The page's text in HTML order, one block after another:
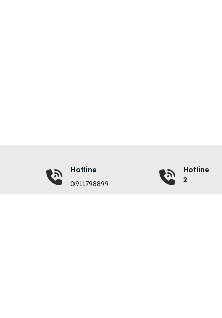
Hotline
0911798899
Hotline
2